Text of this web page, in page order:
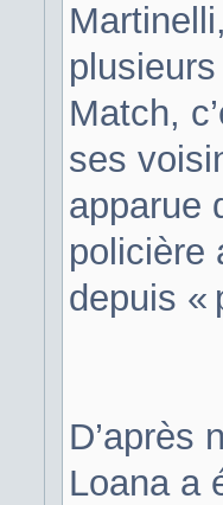
Match,
ses
apparue
policière
depuis «
D’après
Loana a